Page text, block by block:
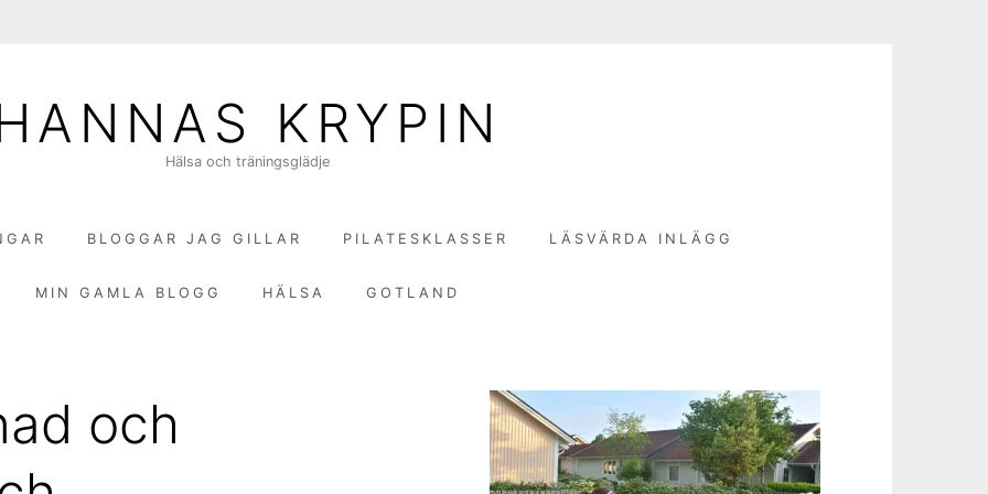
KRYPIN
Hälsa och träningsglädje
BLOGGAR JAG GILLAR PILATESKLASSER LÄSVÄRDA INLÄGG
MIN GAMLA BLOGG HÄLSA GOTLAND
och